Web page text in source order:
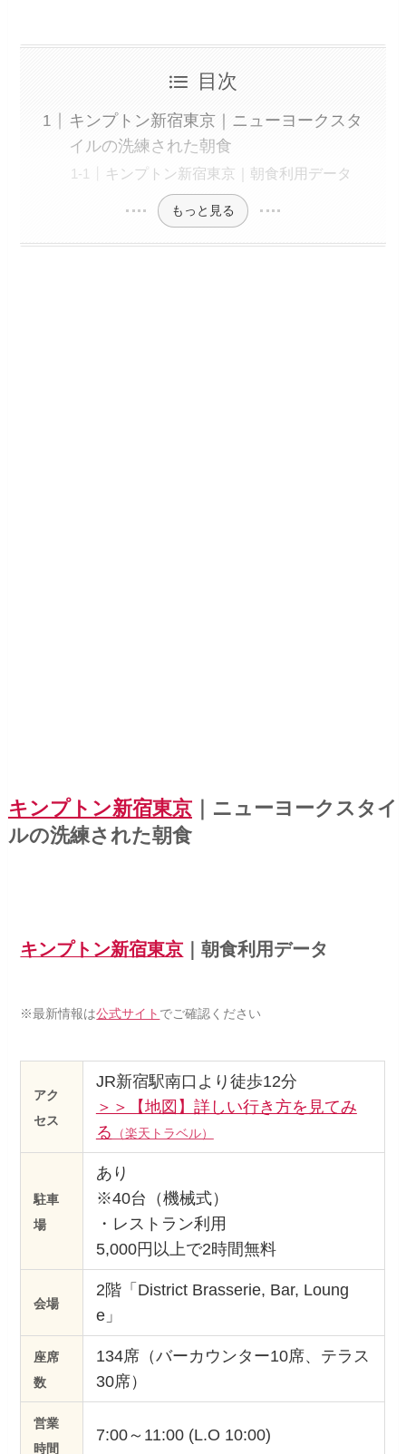
目次
キンプトン新宿東京｜ニューヨークスタ
イルの洗練された朝食
キンプトン新宿東京｜朝食利用データ
もっと見る
キンプトン新宿東京｜ニューヨークスタイ
ルの洗練された朝食
キンプトン新宿東京 ｜朝食利用データ
※最新情報は公式サイト でご確認ください
アク
セス
JR新宿駅南口より徒歩12分
＞＞【地図】詳しい行き方を見てみ
る
（楽天トラベル）
駐車
場
あり
※40台（機械式）
・レストラン利用
5,000円以上で2時間無料
会場
2階「District Brasserie, Bar, Loung
e」
座席
数
134席（バーカウンター10席、テラス
30席）
営業
時間
7:00～11:00 (L.O 10:00)